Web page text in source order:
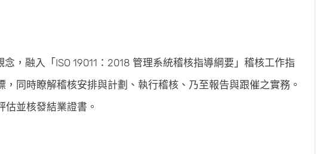
，融入「ISO 19011：2018 管理系統稽核指導綱要」稽核工作指
同時瞭解稽核安排與計劃、執行稽核、乃至報告與跟催之實務。
並核發結業證書。